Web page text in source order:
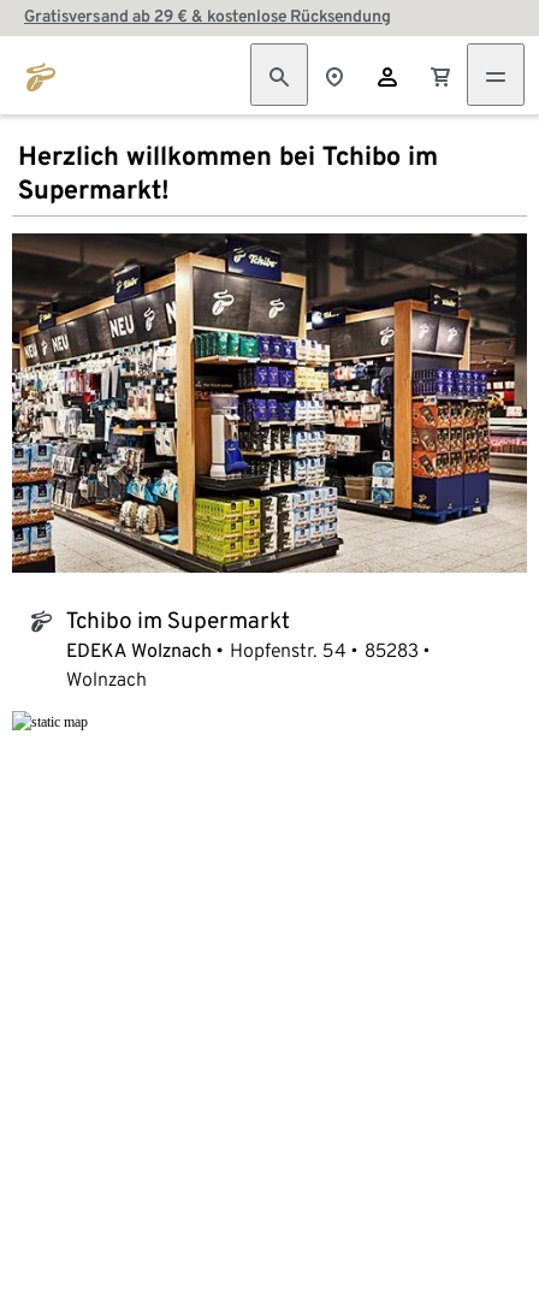
Gratisversand ab 29 € & kostenlose Rücksendung
Herzlich willkommen bei Tchibo im
Supermarkt!
tchibo_logo Tchibo im Supermarkt
EDEKA Wolznach Hopfenstr. 54
85283
Wolnzach